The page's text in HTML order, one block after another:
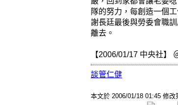
隊的努力，每創造一個
謝長廷最後與勞委會職
離去。
【2006/01/17 中央社】
談管仁健
本文於 2006/01/18 01:45 修改